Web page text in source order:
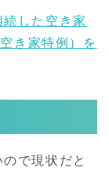
続した空き家
き家特例）を
で現状だと